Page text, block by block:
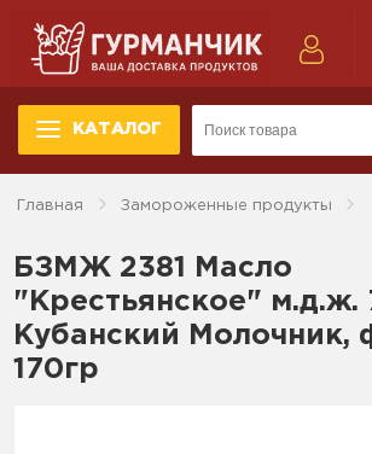
КАТАЛОГ
Главная Замороженные продукты
БЗМЖ 2381 Масло
"Крестьянское" м.д.ж.
Кубанский Молочник,
170гр